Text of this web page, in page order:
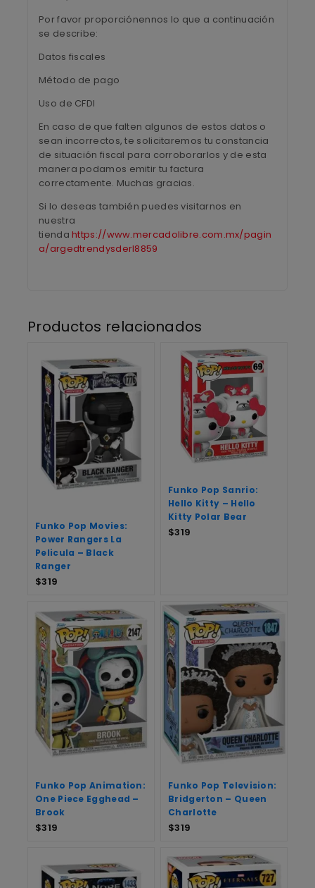
Por favor proporciónennos lo que a continuación
se describe:
Datos fiscales
Método de pago
Uso de CFDI
En caso de que falten algunos de estos datos o
sean incorrectos, te solicitaremos tu constancia
de situación fiscal para corroborarlos y de esta
manera podamos emitir tu factura
correctamente. Muchas gracias.
Si lo deseas también puedes visitarnos en
nuestra
tiendahttps://www.mercadolibre.com.mx/pagin
a/argedtrendysderl8859
Productos relacionados
Funko Pop Movies:
Power Rangers La
Pelicula – Black
Ranger
$319
Funko Pop Sanrio:
Hello Kitty – Hello
Kitty Polar Bear
$319
Funko Pop Animation:
One Piece Egghead –
Brook
$319
Funko Pop Television:
Bridgerton – Queen
Charlotte
$319